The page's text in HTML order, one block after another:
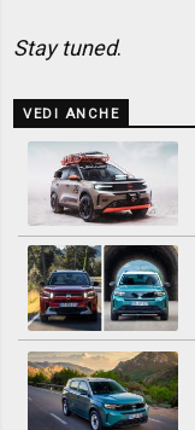
Stay tuned.
VEDI ANCHE